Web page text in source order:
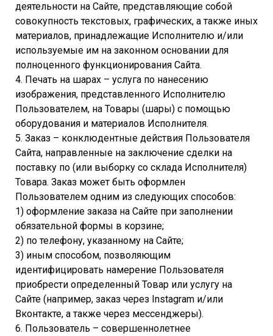
деятельности на Сайте, представляющие собой
совокупность текстовых, графических, а также иных
материалов, принадлежащие Исполнителю и/или
используемые им на законном основании для
полноценного функционирования Сайта.
4. Печать на шарах – услуга по нанесению
изображения, представленного Исполнителю
Пользователем, на Товары (шары) с помощью
оборудования и материалов Исполнителя.
5. Заказ – конклюдентные действия Пользователя
Сайта, направленные на заключение сделки на
поставку по (или выборку со склада Исполнителя)
Товара. Заказ может быть оформлен
Пользователем одним из следующих способов:
1) оформление заказа на Сайте при заполнении
обязательной формы в корзине;
2) по телефону, указанному на Сайте;
3) иным способом, позволяющим
идентифицировать намерение Пользователя
приобрести определенный Товар или услугу на
Сайте (например, заказ через Instagram и/или
Вконтакте, а также через мессенджеры).
6. Пользователь – совершеннолетнее